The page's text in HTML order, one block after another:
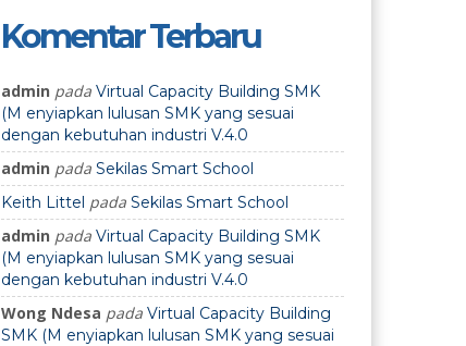
Komentar Terbaru
admin pada Virtual Capacity Building SMK
(M enyiapkan lulusan SMK yang sesuai
dengan kebutuhan industri V.4.0
admin pada Sekilas Smart School
Keith Littel pada Sekilas Smart School
admin pada Virtual Capacity Building SMK
(M enyiapkan lulusan SMK yang sesuai
dengan kebutuhan industri V.4.0
Wong Ndesa pada Virtual Capacity Building
SMK (M enyiapkan lulusan SMK yang sesuai